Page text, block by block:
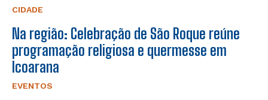
CIDADE
Na região: Celebração de São Roque reúne
programação religiosa e quermesse em
Icoarana
EVENTOS